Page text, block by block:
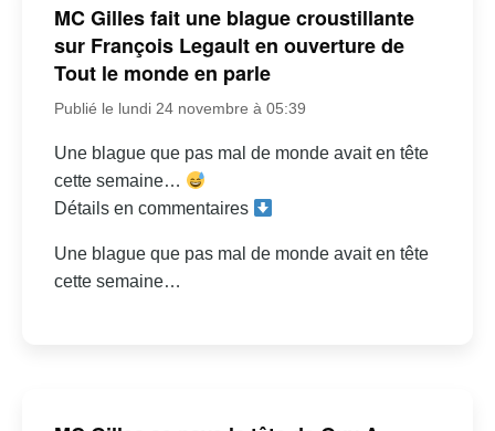
MC Gilles fait une blague croustillante
sur François Legault en ouverture de
Tout le monde en parle
Publié le lundi 24 novembre à 05:39
Une blague que pas mal de monde avait en tête
cette semaine…
Détails en commentaires
Une blague que pas mal de monde avait en tête
cette semaine…